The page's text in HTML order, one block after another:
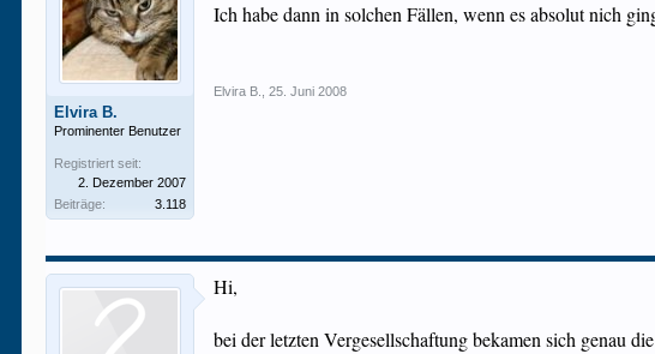
Elvira B.
Prominenter Benutzer
Registriert seit:
2. Dezember 2007
Beiträge:
3.118
Ich habe dann in solchen Fällen, wenn es absolut nich
Elvira B. 25. Juni 2008
Hi,
bei der letzten Vergesellschaftung bekamen sich genau